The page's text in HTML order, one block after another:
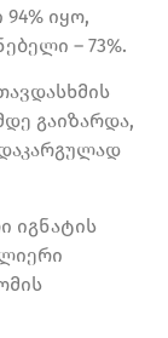
იყო,
– 73%.
გაიზარდა,
იგნატის